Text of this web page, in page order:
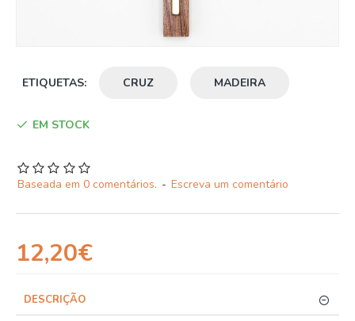
ETIQUETAS: CRUZ MADEIRA
EM STOCK
Baseada em 0 comentários. - Escreva um comentário
12,20€
DESCRIÇÃO